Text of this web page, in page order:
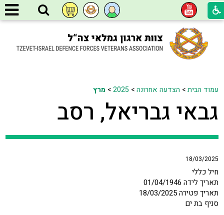
עמוד הבית> הצדעה אחרונה>
2025
>מרץ
גבאי גבריאל, רסב
18/03/2025
חיל כללי
תאריך לידה 01/04/1946
תאריך פטירה 18/03/2025
סניף בת ים